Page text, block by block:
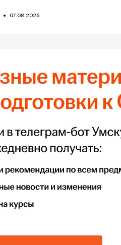
07.08.2026